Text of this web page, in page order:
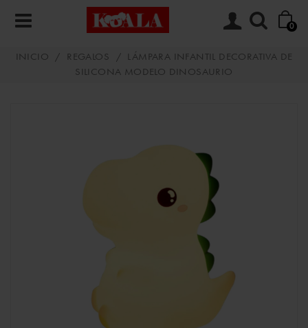
0
INICIO / REGALOS /
LÁMPARA INFANTIL DECORATIVA DE
SILICONA MODELO DINOSAURIO